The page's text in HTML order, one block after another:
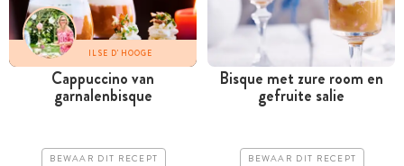
ILSE D'HOOGE
Cappuccino van
garnalenbisque
BEWAAR DIT RECEPT
Bisque met zure room en
gefruite salie
BEWAAR DIT RECEPT